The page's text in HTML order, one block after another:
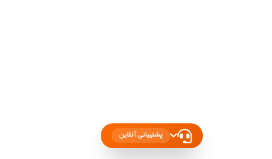
پشتیبانی آنلاین